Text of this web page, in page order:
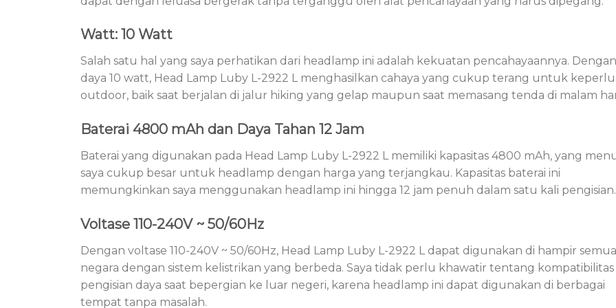
Watt: 10 Watt
Salah satu hal yang saya perhatikan dari headlamp ini adalah kekuatan pencahayaannya. Dengan
daya 10 watt, Head Lamp Luby L-2922 L menghasilkan cahaya yang cukup terang untuk
outdoor, baik saat berjalan di jalur hiking yang gelap maupun saat memasang tenda di malam
Baterai 4800 mAh dan Daya Tahan 12 Jam
Baterai yang digunakan pada Head Lamp Luby L-2922 L memiliki kapasitas 4800 mAh, yang
saya cukup besar untuk headlamp dengan harga yang terjangkau. Kapasitas baterai ini
memungkinkan saya menggunakan headlamp ini hingga 12 jam penuh dalam satu kali pengisian.
Voltase 110-240V ~ 50/60Hz
Dengan voltase 110-240V ~ 50/60Hz, Head Lamp Luby L-2922 L dapat digunakan di hampir semua
negara dengan sistem kelistrikan yang berbeda. Saya tidak perlu khawatir tentang kompatibilitas
pengisian daya saat bepergian ke luar negeri, karena headlamp ini dapat digunakan di berbagai
tempat tanpa masalah.